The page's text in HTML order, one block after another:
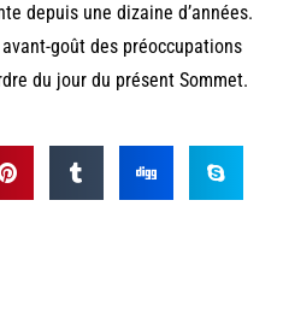
depuis une dizaine d’années.
goût des préoccupations
du jour du présent Sommet.